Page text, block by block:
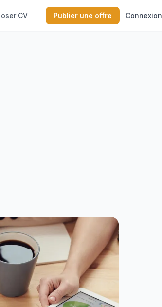
CV Publier une offre Connexion